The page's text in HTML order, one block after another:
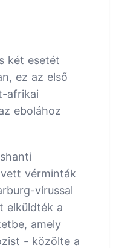
két esetét
ez az első
afrikai
ebolához
vérminták
vírussal
elküldték a
amely
- közölte a